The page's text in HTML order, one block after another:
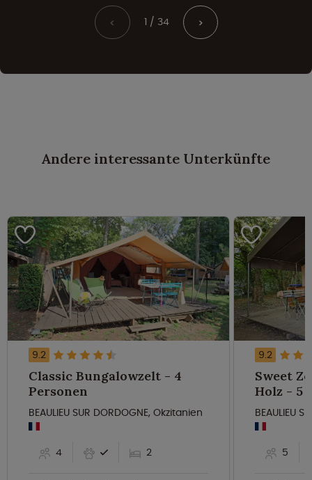
< 1 / 34 >
Andere interessante Unterkünfte
9.2
Classic Bungalowzelt - 4
Personen
BEAULIEU SUR DORDOGNE, Okzitanien
4 2
9.2
Sweet
BEAULIEU
5